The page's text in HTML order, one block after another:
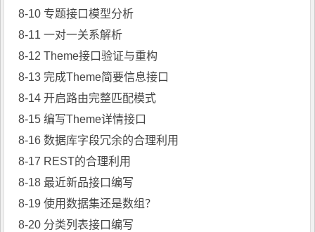
8-10 专题接口模型分析
8-11 一对一关系解析
8-12 Theme接口验证与重构
8-13 完成Theme简要信息接口
8-14 开启路由完整匹配模式
8-15 编写Theme详情接口
8-16 数据库字段冗余的合理利用
8-17 REST的合理利用
8-18 最近新品接口编写
8-19 使用数据集还是数组？
8-20 分类列表接口编写